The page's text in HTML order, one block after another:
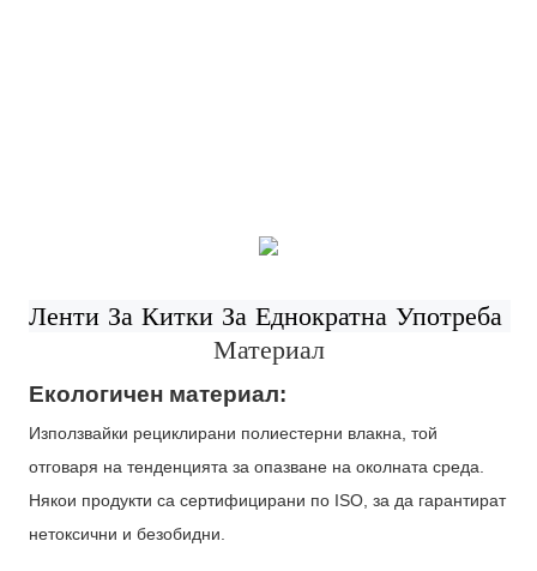
Материал
Екологичен материал:
Използвайки рециклирани полиестерни влакна, той
отговаря на тенденцията за опазване на околната среда.
Някои продукти са сертифицирани по ISO, за да гарантират
нетоксични и безобидни.